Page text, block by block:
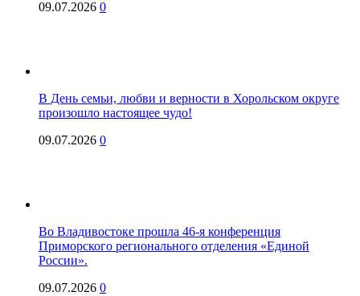
09.07.2026 0
В День семьи, любви и верности в Хорольском округе
произошло настоящее чудо!
09.07.2026 0
Во Владивостоке прошла 46-я конференция
Приморского регионального отделения «Единой
России».
09.07.2026 0